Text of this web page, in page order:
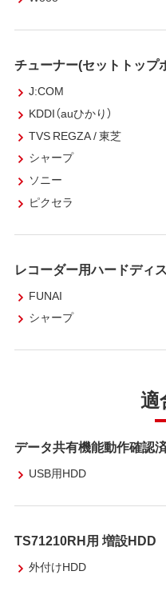
チューナー(セットトップ
J:COM
KDDI（auひかり）
TVS REGZA / 東芝
シャープ
ソニー
ピクセラ
レコーダー用ハードディ
FUNAI
シャープ
適
データ共有機能動作確認
USB用HDD
TS71210RH用 増設HDD
外付けHDD